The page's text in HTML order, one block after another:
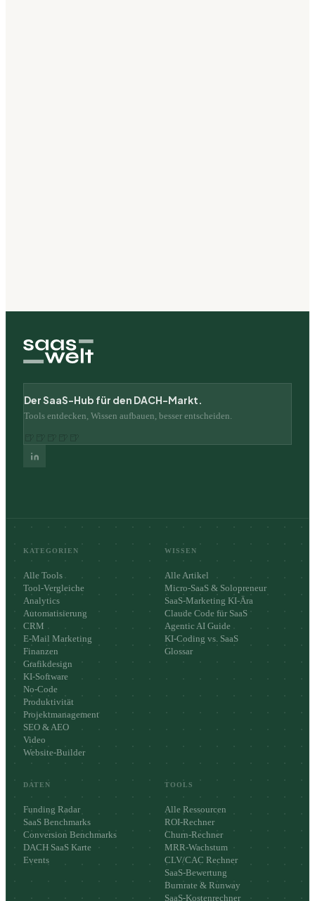
Der SaaS-Hub für den DACH-Markt.
Tools entdecken, Wissen aufbauen, besser entscheiden.
KATEGORIEN
Alle Tools
Tool-Vergleiche
Analytics
Automatisierung
CRM
E-Mail Marketing
Finanzen
Grafikdesign
KI-Software
No-Code
Produktivität
Projektmanagement
SEO & AEO
Video
Website-Builder
WISSEN
Alle Artikel
Micro-SaaS & Solopreneur
SaaS-Marketing KI-Ära
Claude Code für SaaS
Agentic AI Guide
KI-Coding vs. SaaS
Glossar
DATEN
Funding Radar
SaaS Benchmarks
Conversion Benchmarks
DACH SaaS Karte
Events
TOOLS
Alle Ressourcen
ROI-Rechner
Churn-Rechner
MRR-Wachstum
CLV/CAC Rechner
SaaS-Bewertung
Burnrate & Runway
SaaS-Kostenrechner